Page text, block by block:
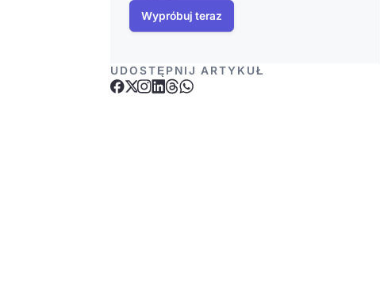
Wypróbuj teraz
UDOSTĘPNIJ ARTYKUŁ